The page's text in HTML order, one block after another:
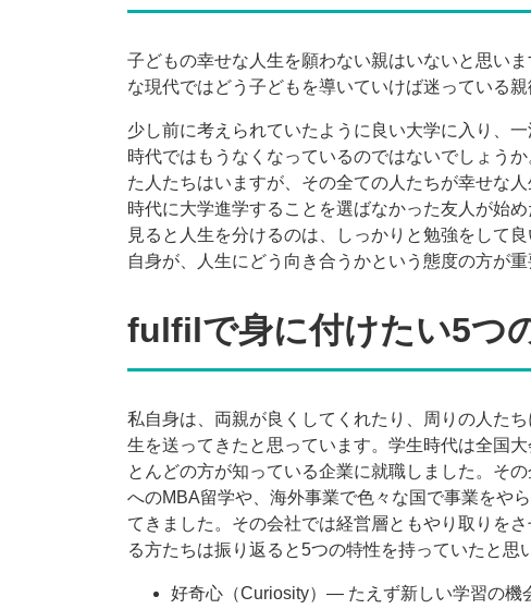
子どもの幸せな人生を願わない親はいないと思い
な現代ではどう子どもを導いていけば迷っている
少し前に考えられていたように良い大学に入り、
時代ではもうなくなっているのではないでしょう
た人たちはいますが、その全ての人たちが幸せな
時代に大学進学することを選ばなかった友人が始
見ると人生を分けるのは、しっかりと勉強をして
自身が、人生にどう向き合うかという態度の方が
fulfilで身に付けたい5つ
私自身は、両親が良くしてくれたり、周りの人た
生を送ってきたと思っています。学生時代は全国
とんどの方が知っている企業に就職しました。そ
へのMBA留学や、海外事業で色々な国で事業をや
てきました。その会社では経営層ともやり取りを
る方たちは振り返ると5つの特性を持っていたと思
好奇心（Curiosity）― たえず新しい学習の機